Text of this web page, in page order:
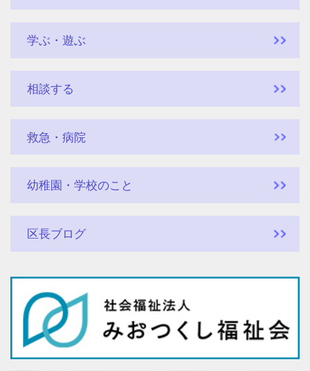
学ぶ・遊ぶ
相談する
救急・病院
幼稚園・学校のこと
区長ブログ